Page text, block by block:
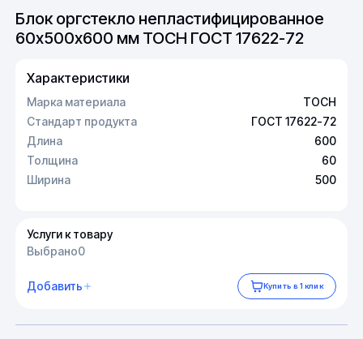
Блок оргстекло непластифицированное
60х500х600 мм ТОСН ГОСТ 17622-72
Характеристики
Марка материала
ТОСН
Стандарт продукта
ГОСТ 17622-72
Длина
600
Толщина
60
Ширина
500
Услуги к товару
Выбрано0
Добавить Купить в 1 клик